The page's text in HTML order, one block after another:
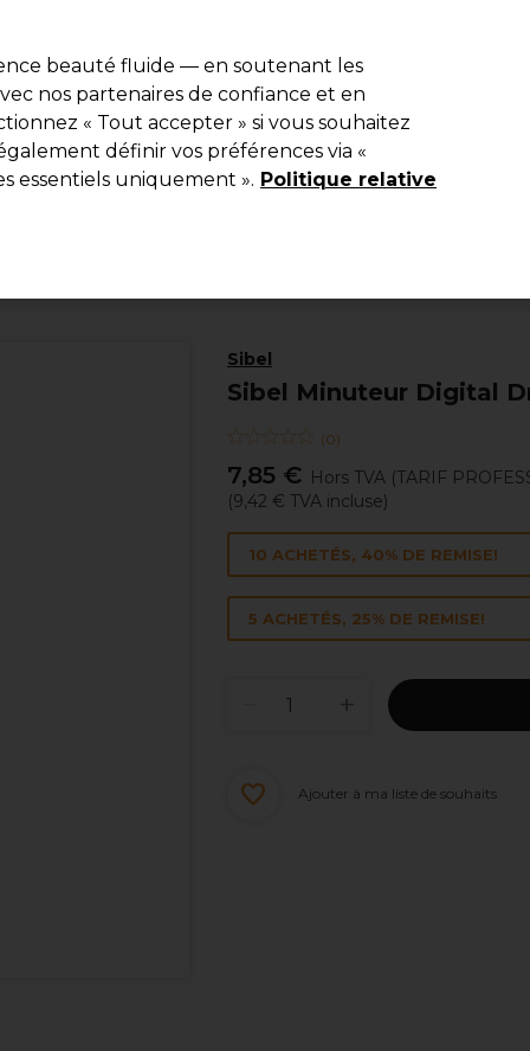
Rechercher
Equipement de salon Beauté Hommes
Sibel
Sibel Minuteur Digital
(0)
7,85 € Hors TVA (TARIF
(9,42 € TVA incluse)
10 ACHETÉS, 40% DE REMISE!
5 ACHETÉS, 25% DE REMISE!
Ajouter à ma liste de souhaits
beauté fluide — en soutenant les
nos partenaires de confiance et en
« Tout accepter » si vous souhaitez
définir vos préférences via «
essentiels uniquement ». Politique relative